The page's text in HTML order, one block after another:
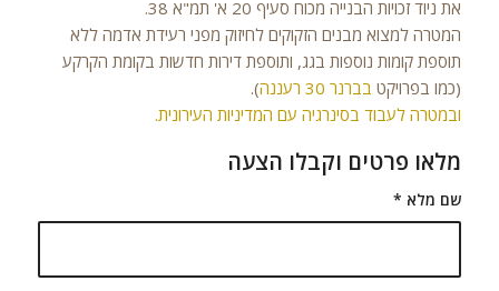
את ניוד זכויות הבנייה מכוח סעיף 20 א' תמ"א 38.
המטרה למצוא מבנים הזקוקים לחיזוק מפני רעידת אדמה ללא
תוספת קומות נוספות בגג, ותוספת דירות חדשות בקומת הקרקע
(כמו בפרויקט בברנר 30 רעננה
).
ובמטרה לעבוד בסינרגיה עם המדיניות העירונית.
מלאו פרטים וקבלו הצעה
שם מלא *